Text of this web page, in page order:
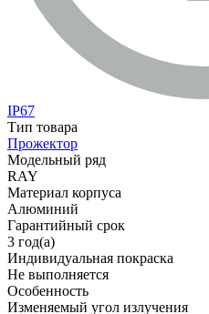
IP67
Тип товара
Прожектор
Модельный ряд
RAY
Материал корпуса
Алюминий
Гарантийный срок
3 год(а)
Индивидуальная покраска
Не выполняется
Особенность
Изменяемый угол излучения